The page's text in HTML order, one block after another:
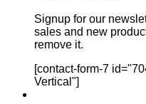
Signup for our
sales and new
remove it.
[contact-form-7
Vertical"]